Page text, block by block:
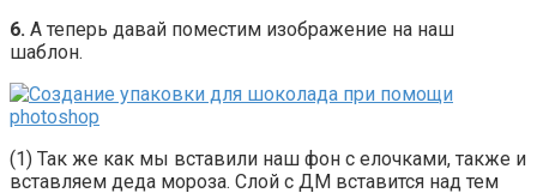
6. А теперь давай поместим изображение на наш
шаблон.
(1) Так же как мы вставили наш фон с елочками, также и
вставляем деда мороза. Слой с ДМ вставится над тем